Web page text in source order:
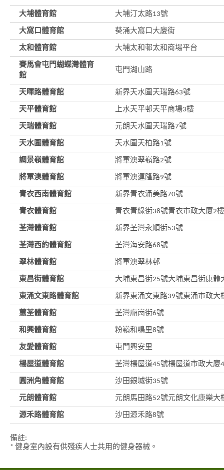
大埔體育館 大埔汀太路13號
大窩口體育館 葵涌大窩口大廈街
太和體育館 大埔太和邨太和商場平台
賽馬會屯門蝴蝶灣體育
館
屯門湖山路
天暉路體育館 新界天水圍天瑞路63號
天平體育館 上水天平邨天平商場3樓
天瑞體育館 元朗天水圍天瑞路7號
天水圍體育館 天水圍天柏路1號
調景嶺體育館 將軍澳翠嶺路2號
將軍澳體育館 將軍澳運隆路9號
青衣西南體育館 新界青衣涌美路70號
青衣體育館 青衣青綠街38號青衣市政大廈2樓
荃灣體育館 新界荃灣永順街53號
荃灣西約體育館 荃灣海安路68號
翠林體育館 將軍澳翠林邨
東昌街體育館 大埔東昌街25號大埔東昌街康體
東涌文東路體育館 新界東涌文東路39號東涌巿政大
蕙荃體育館 荃灣廟崗街6號
和興體育館 粉嶺和鳴里8號
友愛體育館 屯門興安里
楊屋道體育館 荃灣楊屋道45號楊屋道市政大廈
圓洲角體育館 沙田銀城街35號
元朗體育館 元朗馬田路52號元朗文化康樂大
源禾路體育館 沙田源禾路8號
備註:
* 健身室內設有供殘疾人士共用的健身器械。